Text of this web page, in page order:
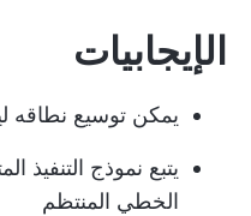
الإيجابيات
يمكن توسيع نطاقه
يتبع نموذج التنفيذ
الخطي المنتظم